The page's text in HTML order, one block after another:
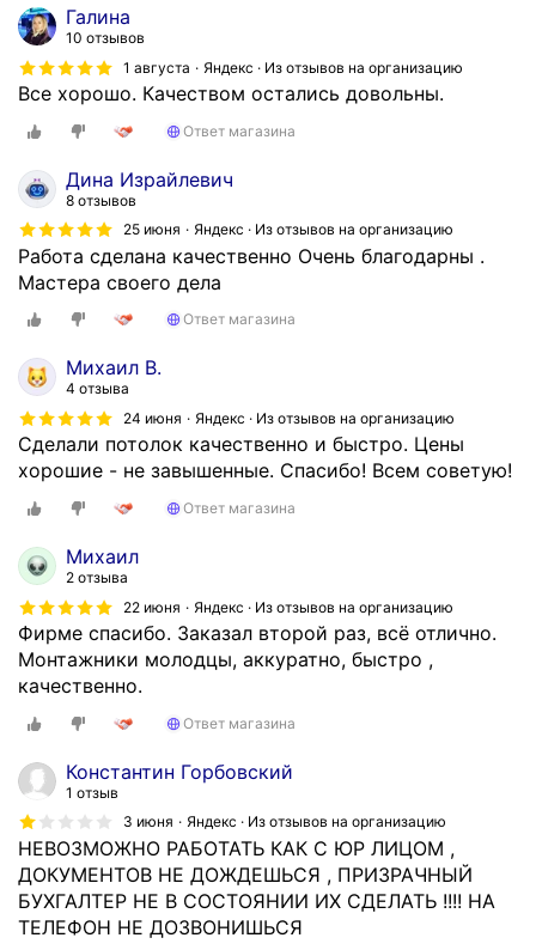
Галина
10 отзывов
1 августа
Яндекс · Из отзывов на организацию
Все хорошо. Качеством остались довольны.
Ответ магазина
Дина Израйлевич
8 отзывов
25 июня
Яндекс · Из отзывов на организацию
Работа сделана качественно Очень благодарны .
Мастера своего дела
Ответ магазина
Михаил В.
4 отзыва
24 июня
Яндекс · Из отзывов на организацию
Сделали потолок качественно и быстро. Цены
хорошие - не завышенные. Спасибо! Всем советую!
Ответ магазина
Михаил
2 отзыва
22 июня
Яндекс · Из отзывов на организацию
Фирме спасибо. Заказал второй раз, всё отлично.
Монтажники молодцы, аккуратно, быстро ,
качественно.
Ответ магазина
Константин Горбовский
1 отзыв
3 июня
Яндекс · Из отзывов на организацию
НЕВОЗМОЖНО РАБОТАТЬ КАК С ЮР ЛИЦОМ ,
ДОКУМЕНТОВ НЕ ДОЖДЕШЬСЯ , ПРИЗРАЧНЫЙ
БУХГАЛТЕР НЕ В СОСТОЯНИИ ИХ СДЕЛАТЬ !!!! НА
ТЕЛЕФОН НЕ ДОЗВОНИШЬСЯ